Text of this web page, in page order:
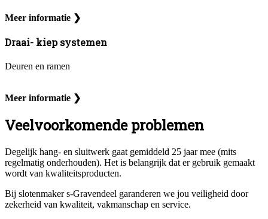
Meer informatie ❯
Draai- kiep systemen
Deuren en ramen
Meer informatie ❯
Veelvoorkomende problemen
Degelijk hang- en sluitwerk gaat gemiddeld 25 jaar mee (mits
regelmatig onderhouden). Het is belangrijk dat er gebruik gemaakt
wordt van kwaliteitsproducten.
Bij slotenmaker s-Gravendeel garanderen we jou veiligheid door
zekerheid van kwaliteit, vakmanschap en service.